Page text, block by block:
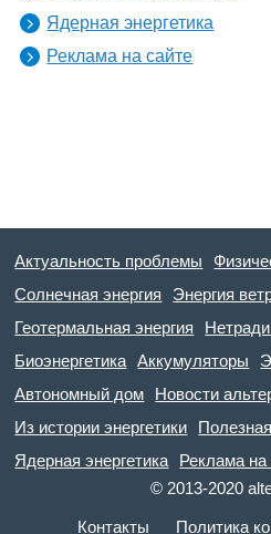
Ядерная энергетика
Реклама на сайте
Актуальность проблемы
Солнечная энергия
Энергия
Геотермальная энергия
Биоэнергетика
Аккумуляторы
Автономный дом
Новости
Из истории энергетики
Ядерная энергетика
Реклама на
© 2013-2020
Контакты Политика